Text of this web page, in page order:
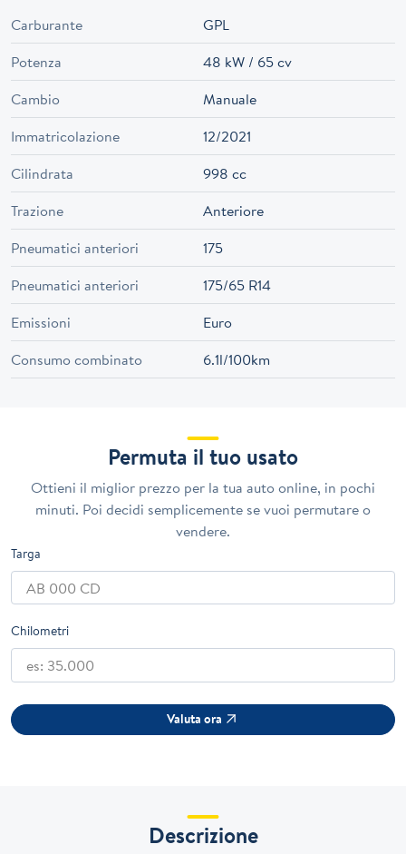
Carburante
GPL
Potenza
48 kW / 65 cv
Cambio
Manuale
Immatricolazione
12/2021
Cilindrata
998 cc
Trazione
Anteriore
Pneumatici anteriori
175
Pneumatici anteriori
175/65 R14
Emissioni
Euro
Consumo combinato
6.1l/100km
Permuta il tuo usato
Ottieni il miglior prezzo per la tua auto online, in pochi
minuti. Poi decidi semplicemente se vuoi permutare o
vendere.
Targa
Chilometri
Valuta ora
Descrizione